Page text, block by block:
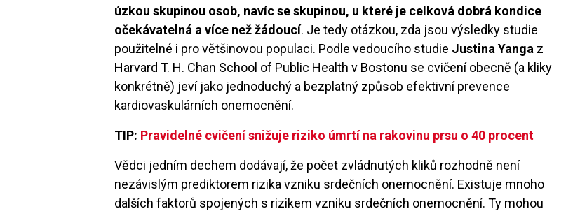
úzkou skupinou osob, navíc se skupinou, u které je celková dobrá kondice
očekávatelná a více než žádoucí. Je tedy otázkou, zda jsou výsledky studie
použitelné i pro většinovou populaci. Podle vedoucího studie Justina Yanga z
Harvard T. H. Chan School of Public Health v Bostonu se cvičení obecně (a kliky
konkrétně) jeví jako jednoduchý a bezplatný způsob efektivní prevence
kardiovaskulárních onemocnění.
TIP: Pravidelné cvičení snižuje riziko úmrtí na rakovinu prsu o 40 procent
Vědci jedním dechem dodávají, že počet zvládnutých kliků rozhodně není
nezávislým prediktorem rizika vzniku srdečních onemocnění. Existuje mnoho
dalších faktorů spojených s rizikem vzniku srdečních onemocnění. Ty mohou